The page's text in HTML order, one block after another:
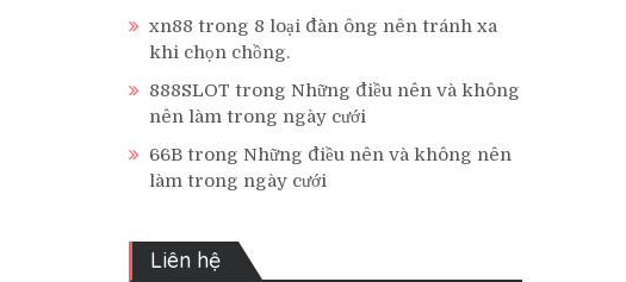
xn88 trong 8 loại đàn ông nên tránh xa
khi chọn chồng.
888SLOT trong Những điều nên và không
nên làm trong ngày cưới
66B trong Những điều nên và không nên
làm trong ngày cưới
Liên hệ